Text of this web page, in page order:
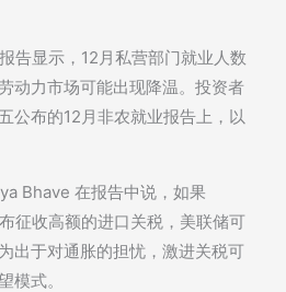
告显示，12月私营部门就业人数
动力市场可能出现降温。投资者
公布的12月非农就业报告上，以
Bhave 在报告中说，如果
征收高额的进口关税，美联储可
出于对通胀的担忧，激进关税可
模式。